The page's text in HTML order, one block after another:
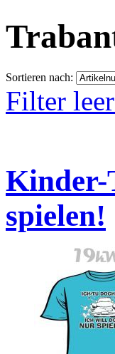
Sortieren nach:
Filter
Kinder-
spielen!